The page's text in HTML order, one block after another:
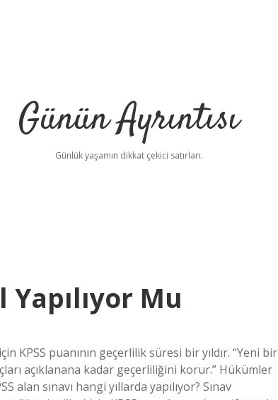
Günün Ayrıntısı
Günlük yaşamın dikkat çekici satırları.
Yapılıyor Mu
KPSS puanının geçerlilik süresi bir yıldır. “Yeni bir
açıklanana kadar geçerliliğini korur.” Hükümler
alan sınavı hangi yıllarda yapılıyor? Sınav